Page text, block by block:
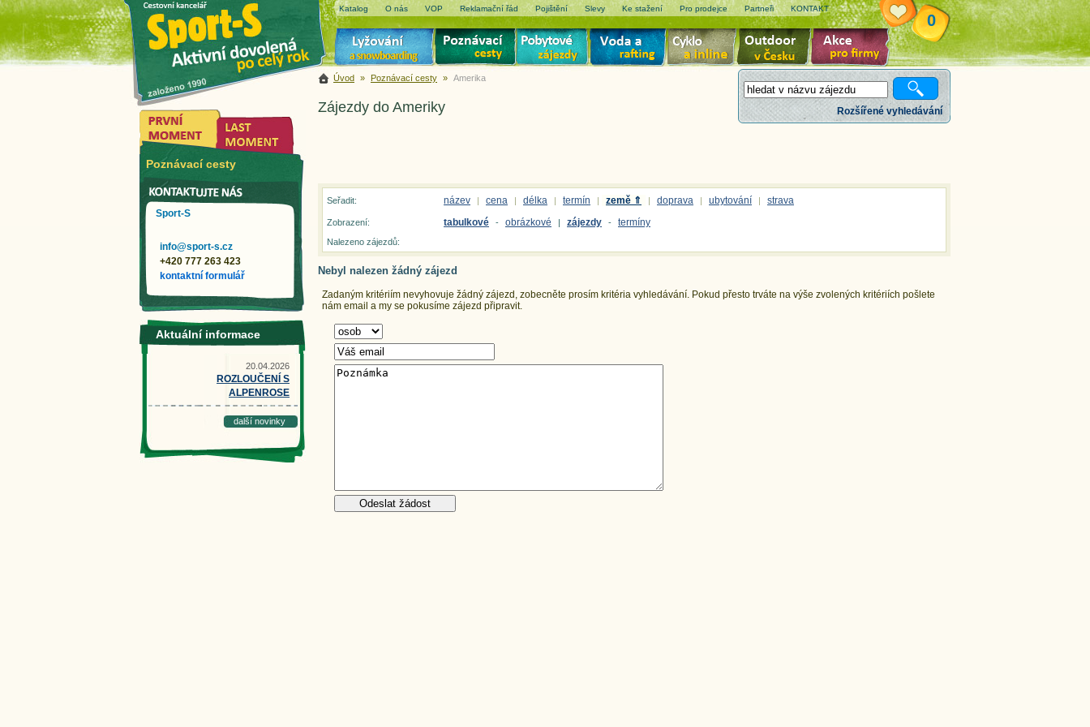
Katalog O nás VOP Reklamační řád Pojištění Slevy Ke stažení Pro prodejce Partneři KONTAKT
0
Rozšířené vyhledávání
Úvod » Poznávací cesty » Amerika
Zájezdy do Ameriky
Seřadit: název | cena | délka | termín | země ⇑ | doprava | ubytování | strava
Zobrazení: tabulkové - obrázkové | zájezdy - termíny
Nalezeno zájezdů:
Nebyl nalezen žádný zájezd
Zadaným kritériím nevyhovuje žádný zájezd, zobecněte prosím kritéria vyhledávání. Pokud přesto trváte na výše zvolených kritériích pošlete
nám email a my se pokusíme zájezd připravit.
Poznávací cesty
Sport-S
info@sport-s.cz
+420 777 263 423
kontaktní formulář
Aktuální informace
20.04.2026
ROZLOUČENÍ S
ALPENROSE
další novinky